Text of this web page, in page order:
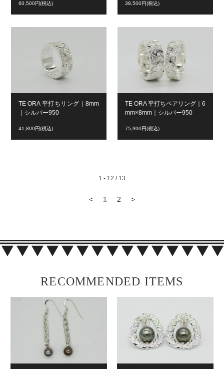
60,500円(税込) 38,500円(税込)
TE ORA 平打ちリング｜8mm
｜シルバー950
41,800円(税込)
TE ORA 平打ちペアリング｜6
mm×8mm｜シルバー950
75,900円(税込)
1 - 12 / 13
< 1 2 >
RECOMMENDED ITEMS